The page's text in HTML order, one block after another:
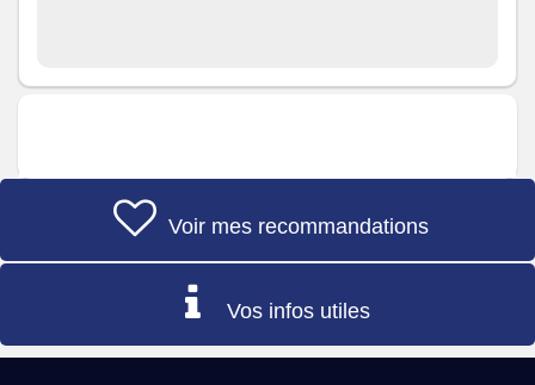
Voir mes recommandations
Vos infos utiles